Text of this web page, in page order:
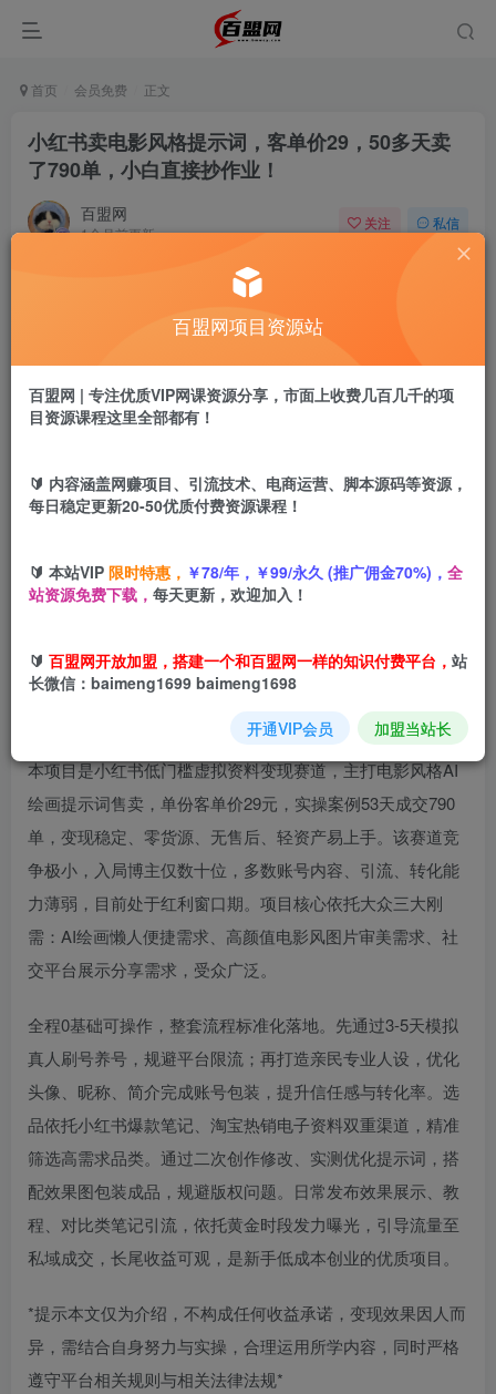
首页 会员免费 正文
小红书卖电影风格提示词，客单价29，50多天卖
了790单，小白直接抄作业！
百盟网
1个月前更新
关注 私信
盟币9.9
立即购买
小红书卖电影风格提示词，客单价29，50多天卖了790单，
本项目是小红书低门槛虚拟资料变现赛道，主打电影风格AI
绘画提示词售卖，单份客单价29元，实操案例53天成交790
单，变现稳定、零货源、无售后、轻资产易上手。该赛道竞
争极小，入局博主仅数十位，多数账号内容、引流、转化能
力薄弱，目前处于红利窗口期。项目核心依托大众三大刚
需：AI绘画懒人便捷需求、高颜值电影风图片审美需求、社
交平台展示分享需求，受众广泛。
全程0基础可操作，整套流程标准化落地。先通过3-5天模拟
真人刷号养号，规避平台限流；再打造亲民专业人设，优化
头像、昵称、简介完成账号包装，提升信任感与转化率。选
品依托小红书爆款笔记、淘宝热销电子资料双重渠道，精准
筛选高需求品类。通过二次创作修改、实测优化提示词，搭
配效果图包装成品，规避版权问题。日常发布效果展示、教
程、对比类笔记引流，依托黄金时段发力曝光，引导流量至
私域成交，长尾收益可观，是新手低成本创业的优质项目。
*提示本文仅为介绍，不构成任何收益承诺，变现效果因人而
异，需结合自身努力与实操，合理运用所学内容，同时严格
遵守平台相关规则与相关法律法规*
百盟网项目资源站
百盟网 | 专注优质VIP网课资源分享，市面上收费几百几千的项
目资源课程这里全部都有！
🔰 内容涵盖网赚项目、引流技术、电商运营、脚本源码等资源，
每日稳定更新20-50优质付费资源课程！
🔰 本站VIP 限时特惠， ￥78/年，￥99/永久 (推广佣金70%)， 全
站资源免费下载， 每天更新，欢迎加入！
🔰 百盟网开放加盟，搭建一个和百盟网一样的知识付费平台， 站
长微信：baimeng1699 baimeng1698
开通VIP会员 加盟当站长